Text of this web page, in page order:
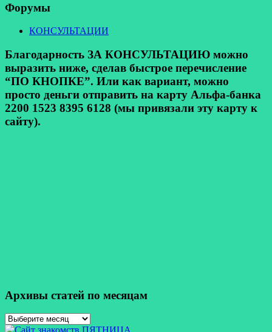
Форумы
КОНСУЛЬТАЦИИ
Благодарность ЗА КОНСУЛЬТАЦИЮ можно
выразить ниже, сделав быстрое перечисление
“ПО КНОПКЕ”. Или как вариант, можно
просто деньги отправить на карту Альфа-банка
2200 1523 8395 6128 (мы привязали эту карту к
сайту).
Архивы статей по месяцам
Архивы
статей